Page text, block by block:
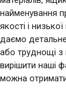
найменування
якості і
даємо
або труднощі
вирішити наші
можна